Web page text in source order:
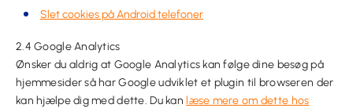
Slet cookies på Android telefoner
2.4 Google Analytics
Ønsker du aldrig at Google Analytics kan følge dine besøg på
hjemmesider så har Google udviklet et plugin til browseren der
kan hjælpe dig med dette. Du kan læse mere om dette hos